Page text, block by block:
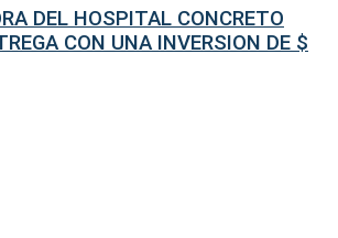
DEL HOSPITAL CONCRETO
CON UNA INVERSION DE $